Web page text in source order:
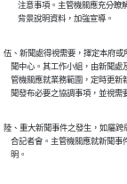
注意事項。主管機關應充
        背景說明資料，加強宣導。
伍、新聞處得視需要，擇定本府
聞中心。其工作小組，由新聞
管機關應就業務範圍，定時更
聞發布必要之協調事項，並視
陸、重大新聞事件之發生，如屬
合記者會。主管機關應就新聞
    明。